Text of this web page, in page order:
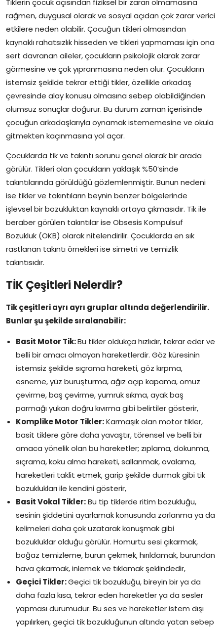
Tiklerin çocuk açısından fiziksel bir zararı olmamasına
rağmen, duygusal olarak ve sosyal açıdan çok zarar verici
etkilere neden olabilir. Çocuğun tikleri olmasından
kaynaklı rahatsızlık hisseden ve tikleri yapmaması için ona
sert davranan aileler, çocukların psikolojik olarak zarar
görmesine ve çok yıpranmasına neden olur. Çocukların
istemsiz şekilde tekrar ettiği tikler, özellikle arkadaş
çevresinde alay konusu olmasına sebep olabildiğinden
olumsuz sonuçlar doğurur. Bu durum zaman içerisinde
çocuğun arkadaşlarıyla oynamak istememesine ve okula
gitmekten kaçınmasına yol açar.
Çocuklarda tik ve takıntı sorunu genel olarak bir arada
görülür. Tikleri olan çocukların yaklaşık %50’sinde
takıntılarında görüldüğü gözlemlenmiştir. Bunun nedeni
ise tikler ve takıntıların beynin benzer bölgelerinde
işlevsel bir bozukluktan kaynaklı ortaya çıkmasıdır. Tik ile
beraber görülen takıntılar ise Obsesis Kompulsuf
Bozukluk (OKB) olarak nitelendirilir. Çocuklarda en sık
rastlanan takıntı örnekleri ise simetri ve temizlik
takıntısıdır.
TİK Çeşitleri Nelerdir?
Tik çeşitleri ayrı ayrı gruplar altında değerlendirilir.
Bunlar şu şekilde sıralanabilir:
Basit Motor Tik:Bu tikler oldukça hızlıdır, tekrar eder ve
belli bir amacı olmayan hareketlerdir. Göz küresinin
istemsiz şekilde sıçrama hareketi, göz kırpma,
esneme, yüz buruşturma, ağız açıp kapama, omuz
çevirme, baş çevirme, yumruk sıkma, ayak baş
parmağı yukarı doğru kıvırma gibi belirtiler gösterir,
Komplike Motor Tikler:Karmaşık olan motor tikler,
basit tiklere göre daha yavaştır, törensel ve belli bir
amaca yönelik olan bu hareketler; zıplama, dokunma,
sıçrama, koku alma hareketi, sallanmak, ovalama,
hareketleri taklit etmek, garip şekilde durmak gibi tik
bozuklukları ile kendini gösterir,
Basit Vokal Tikler:Bu tip tiklerde ritim bozukluğu,
sesinin şiddetini ayarlamak konusunda zorlanma ya da
kelimeleri daha çok uzatarak konuşmak gibi
bozukluklar olduğu görülür. Homurtu sesi çıkarmak,
boğaz temizleme, burun çekmek, hırıldamak, burundan
hava çıkarmak, inlemek ve tıklamak şeklindedir,
Geçici Tikler:Geçici tik bozukluğu, bireyin bir ya da
daha fazla kısa, tekrar eden hareketler ya da sesler
yapması durumudur. Bu ses ve hareketler istem dışı
yapılırken, geçici tik bozukluğunun altında yatan sebep